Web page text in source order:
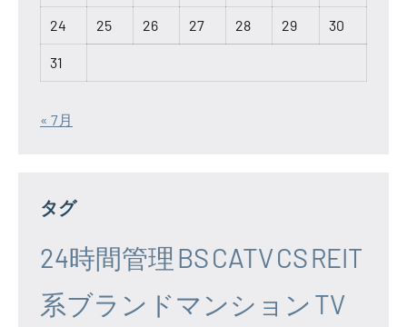
24 25 26 27 28 29 30
31
« 7月
タグ
24時間管理 BSCATVCSREIT
系ブランドマンション TV